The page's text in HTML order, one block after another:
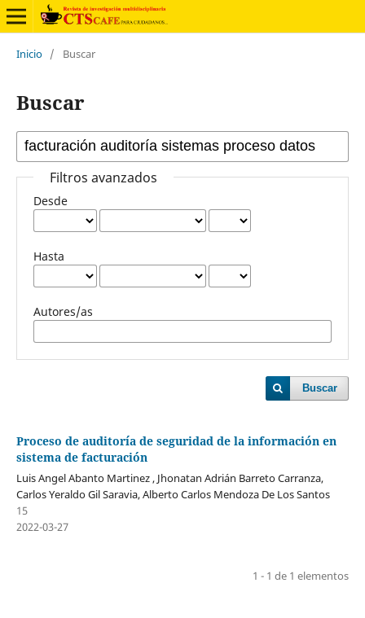
Inicio / Buscar
Buscar
Filtros avanzados
Desde
Hasta
Autores/as
Buscar
Proceso de auditoría de seguridad de la información en
sistema de facturación
Luis Angel Abanto Martinez , Jhonatan Adrián Barreto Carranza,
Carlos Yeraldo Gil Saravia, Alberto Carlos Mendoza De Los Santos
15
2022-03-27
1 - 1 de 1 elementos